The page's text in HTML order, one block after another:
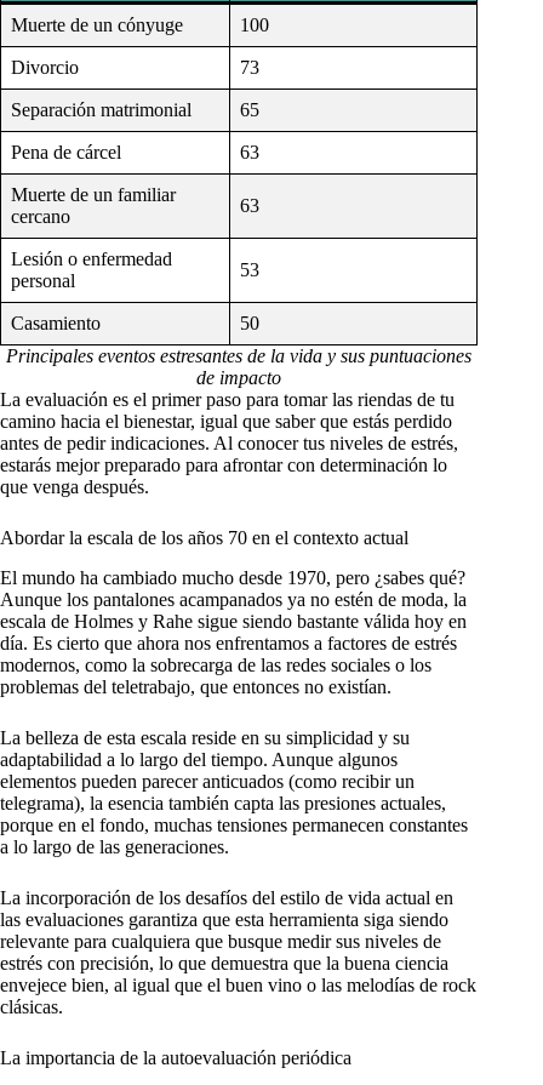
Muerte de un cónyuge 100
Divorcio 73
Separación matrimonial 65
Pena de cárcel 63
Muerte de un familiar
cercano
63
Lesión o enfermedad
personal
53
Casamiento
50
Principales eventos estresantes de la vida y sus puntuaciones
de impacto
La evaluación es el primer paso para tomar las riendas de tu
camino hacia el bienestar, igual que saber que estás perdido
antes de pedir indicaciones. Al conocer tus niveles de estrés,
estarás mejor preparado para afrontar con determinación lo
que venga después.
Abordar la escala de los años 70 en el contexto actual
El mundo ha cambiado mucho desde 1970, pero ¿sabes qué?
Aunque los pantalones acampanados ya no estén de moda, la
escala de Holmes y Rahe sigue siendo bastante válida hoy en
día. Es cierto que ahora nos enfrentamos a factores de estrés
modernos, como la sobrecarga de las redes sociales o los
problemas del teletrabajo, que entonces no existían.
La belleza de esta escala reside en su simplicidad y su
adaptabilidad a lo largo del tiempo. Aunque algunos
elementos pueden parecer anticuados (como recibir un
telegrama), la esencia también capta las presiones actuales,
porque en el fondo, muchas tensiones permanecen constantes
a lo largo de las generaciones.
La incorporación de los desafíos del estilo de vida actual en
las evaluaciones garantiza que esta herramienta siga siendo
relevante para cualquiera que busque medir sus niveles de
estrés con precisión, lo que demuestra que la buena ciencia
envejece bien, al igual que el buen vino o las melodías de rock
clásicas.
La importancia de la autoevaluación periódica